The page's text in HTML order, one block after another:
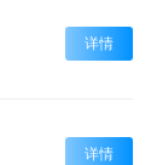
详情
详情